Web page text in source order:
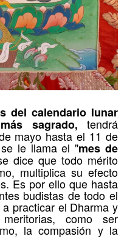
del calendario lunar
sagrado, tendrá
mayo hasta el 11 de
le llama el "mes de
dice que todo mérito
multiplica su efecto
Es por ello que hasta
budistas de todo el
practicar el Dharma y
como ser
la compasión y la